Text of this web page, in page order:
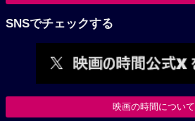
SNSでチェックする
映画の時間について